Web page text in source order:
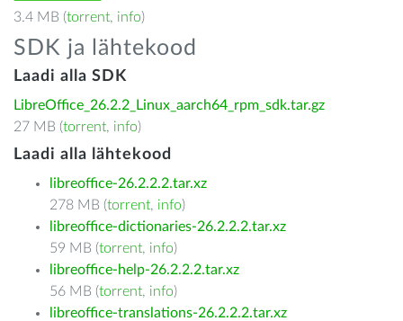
3.4 MB (torrent, info)
SDK ja lähtekood
Laadi alla SDK
LibreOffice_26.2.2_Linux_aarch64_rpm_sdk.tar.gz
27 MB (torrent, info)
Laadi alla lähtekood
libreoffice-26.2.2.2.tar.xz
278 MB (torrent, info)
libreoffice-dictionaries-26.2.2.2.tar.xz
59 MB (torrent, info)
libreoffice-help-26.2.2.2.tar.xz
56 MB (torrent, info)
libreoffice-translations-26.2.2.2.tar.xz